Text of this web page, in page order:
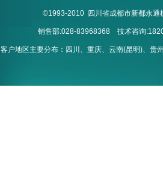
©1993-2010 四川省成都市新都永
销售部:028-83968368 技术咨询
客户地区主要分布：四川、重庆、云南(昆明)、贵